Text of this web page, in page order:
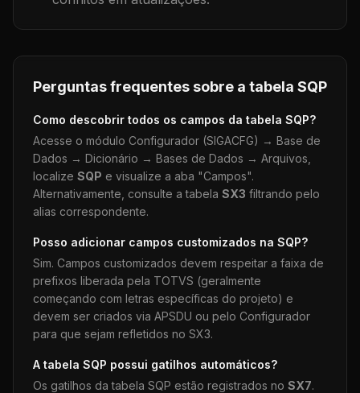
Perguntas frequentes sobre a tabela SQP
Como descobrir todos os campos da tabela SQP?
Acesse o módulo Configurador (SIGACFG) → Base de
Dados → Dicionário → Bases de Dados → Arquivos,
localize SQP e visualize a aba "Campos".
Alternativamente, consulte a tabela SX3 filtrando pelo
alias correspondente.
Posso adicionar campos customizados na SQP?
Sim. Campos customizados devem respeitar a faixa de
prefixos liberada pela TOTVS (geralmente
começando com letras específicas do projeto) e
devem ser criados via APSDU ou pelo Configurador
para que sejam refletidos no SX3.
A tabela SQP possui gatilhos automáticos?
Os gatilhos da tabela SQP estão registrados no SX7.